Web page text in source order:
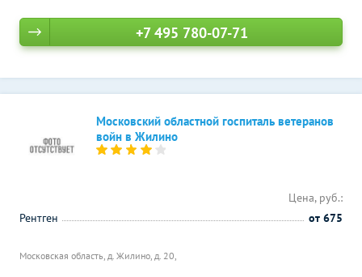
+7 495 780-07-71
Московский областной госпиталь ветеранов
войн в Жилино
Московская область, д. Жилино, д. 20,
Цена, руб.:
Рентген
от 675